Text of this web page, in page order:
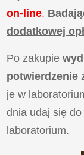
on-line.
dodatkowej
Po zakupie
potwierdzenie
je w
dnia udaj się
laboratorium.